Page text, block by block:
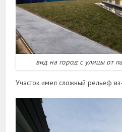
вид на город с улицы от
Участок имел сложный рельеф